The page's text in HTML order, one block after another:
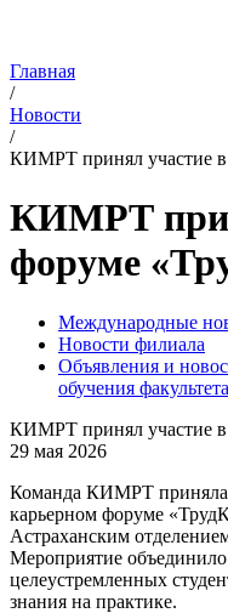
Главная
/
Новости
/
КИМРТ принял участие
КИМРТ
форуме
Международные
Новости филиала
Объявления и
обучения
КИМРТ принял участие
29 мая 2026
Команда КИМРТ приняла
карьерном форуме
Астраханским
Мероприятие
целеустремленных
знания на практике.